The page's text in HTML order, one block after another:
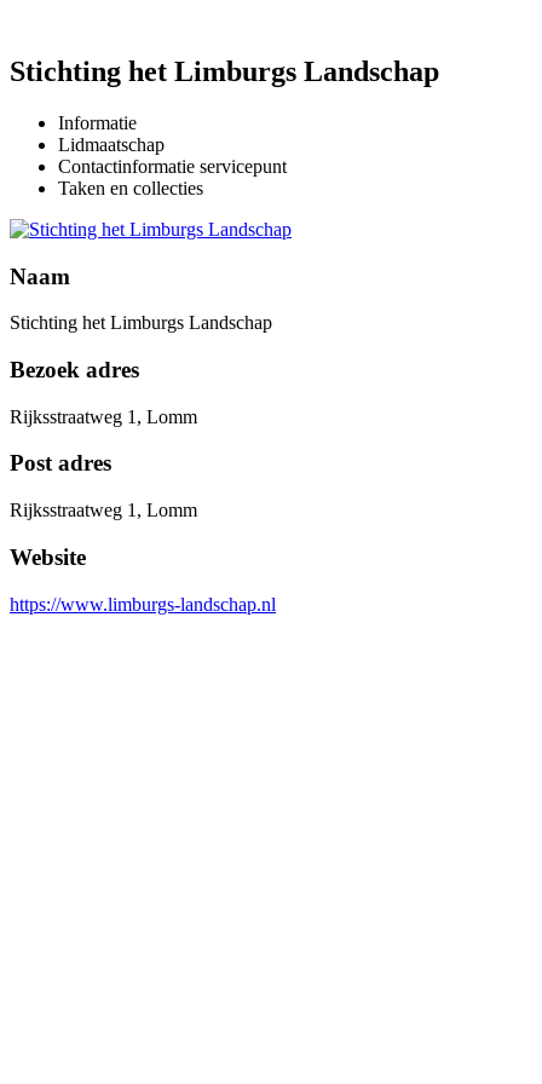
Stichting het Limburgs Landschap
Informatie
Lidmaatschap
Contactinformatie servicepunt
Taken en collecties
This page can't load Google Maps correctly.
Do you own this website?
Naam
Stichting het Limburgs Landschap
Bezoek adres
Rijksstraatweg 1, Lomm
Post adres
Rijksstraatweg 1, Lomm
Website
https://www.limburgs-landschap.nl